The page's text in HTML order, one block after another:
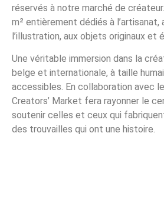
réservés à notre marché de
m² entièrement dédiés à l’artisanat,
l’illustration, aux objets originaux et
Une véritable immersion dans la
belge et internationale, à taille
accessibles. En collaboration avec
Creators’ Market fera rayonner le
soutenir celles et ceux qui
des trouvailles qui ont une histoire.